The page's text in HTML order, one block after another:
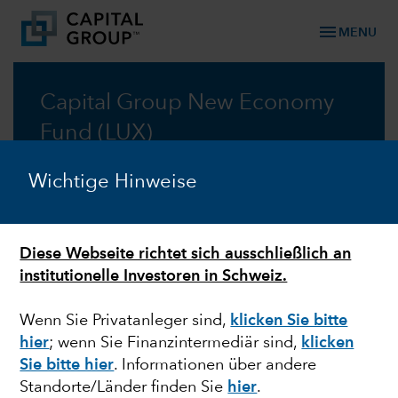
Wichtige Hinweise
Diese Webseite richtet sich ausschließlich an
institutionelle Investoren in Schweiz.
Wenn Sie Privatanleger sind, klicken Sie bitte
hier; wenn Sie Finanzintermediär sind, klicken
Sie bitte hier. Informationen über andere
Standorte/Länder finden Sie hier.
menu MENU
Capital Group New Economy
Fund (LUX)
Wachstum und Innovationen in einer Welt im
Wandel